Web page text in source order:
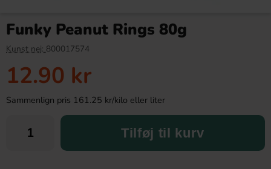
Funky Peanut Rings 80g
Kunst nej: 800017574
12.90 kr
Sammenlign pris 161.25 kr/kilo eller liter
Tilføj til kurv